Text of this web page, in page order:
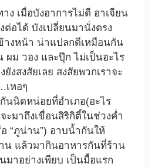
ง เมื่อบังอาการไม่ดี อาเจียน
ต่อได้ บังเปลี่ยนมานั่งตรง
างหน้า น่าแปลกดีเหมือนกัน
ผม วอง และปุ๊ก ไม่เป็นอะไร
ยังสงสัยเลย สงสัยพวกเราจะ
เหอๆ
นนิดหน่อยที่อำเภอ(อะไร
ะมาถึงเขื่อนสิริกิติ์ในช่วงค่ำ
“ภูน่าน”) อาบน้ำกันให้
น แล้วมากินอาหารกันที่ร้าน
มาอย่างเพียบ เป็นมื้อแรก